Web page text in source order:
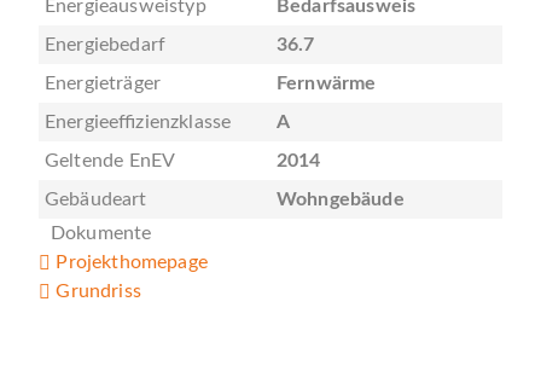
Energieausweistyp
Bedarfsausweis
Energiebedarf
36.7
Energieträger
Fernwärme
Energieeffizienzklasse
A
Geltende EnEV
2014
Gebäudeart
Wohngebäude
Dokumente
Projekthomepage
Grundriss